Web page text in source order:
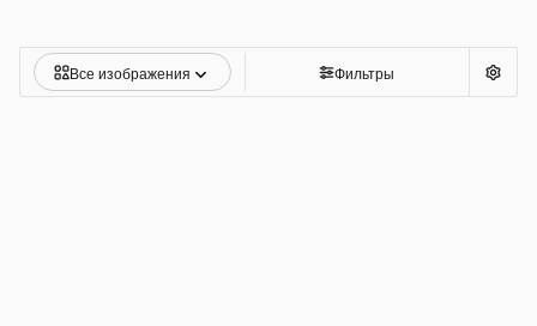
Все изображения Фильтры